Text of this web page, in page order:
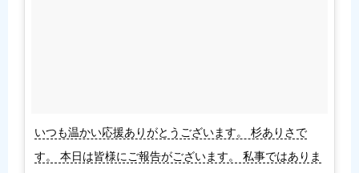
いつも温かい応援ありがとうございます。 杉ありさで
す。 本日は皆様にご報告がございます。 私事ではありま